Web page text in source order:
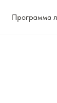
Программа